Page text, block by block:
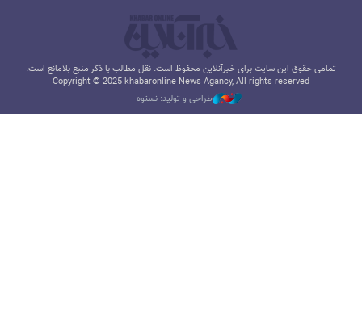
تمامی حقوق این سایت برای خبرآنلاین محفوظ است. نقل مطالب با ذکر منبع بلامانع است.
Copyright © 2025 khabaronline News Agancy, All rights reserved
طراحی و تولید: نستوه